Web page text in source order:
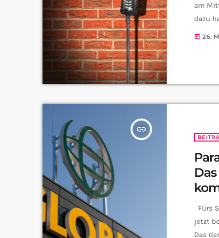
am
dazu
today 26.
insert_link
Fürs
jetzt
Das